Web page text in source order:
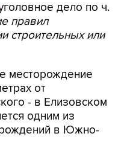
дело по ч.
правил
строительных или
месторождение
от
- в Елизовском
одним из
в Южно-